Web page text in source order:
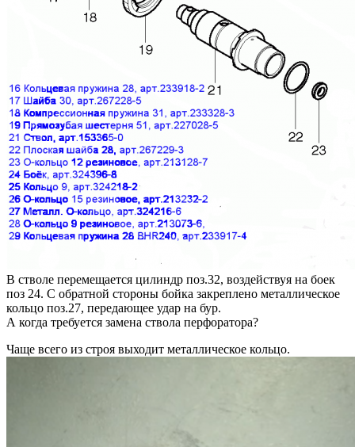
В стволе перемещается цилиндр поз.32, воздействуя на боек
поз 24. С обратной стороны бойка закреплено металлическое
кольцо поз.27, передающее удар на бур.
А когда требуется замена ствола перфоратора?
Чаще всего из строя выходит металлическое кольцо.